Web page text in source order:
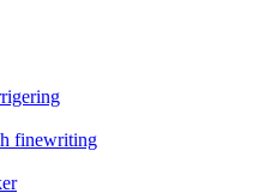
finewriting